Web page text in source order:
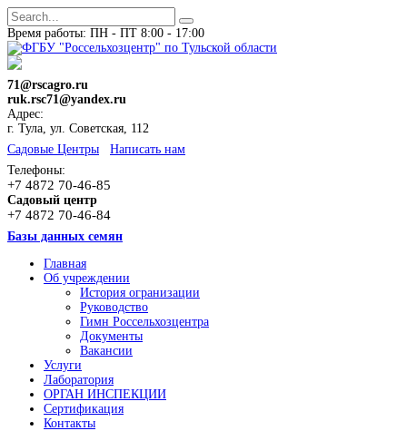
Время работы: ПН - ПТ 8:00 - 17:00
71@rscagro.ru
ruk.rsc71@yandex.ru
Адрес:
г. Тула, ул. Советская, 112
Cадовые Центры
Написать нам
Телефоны:
+7 4872 70-46-85
Садовый центр
+7 4872 70-46-84
Базы данных семян
Главная
Об учреждении
История огранизации
Руководство
Гимн Россельхозцентра
Документы
Вакансии
Услуги
Лаборатория
ОРГАН ИНСПЕКЦИИ
Сертификация
Контакты